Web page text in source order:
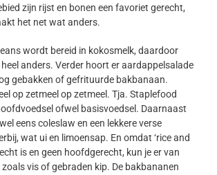
zijn rijst en bonen een favoriet gerecht,
het net wat anders.
wordt bereid in kokosmelk, daardoor
anders. Verder hoort er aardappelsalade
gebakken of gefrituurde bakbanaan.
op zetmeel op zetmeel. Tja. Staplefood
ofwel basisvoedsel. Daarnaast
eens coleslaw en een lekkere verse
wat ui en limoensap. En omdat ‘rice and
is en geen hoofdgerecht, kun je er van
zoals vis of gebraden kip. De bakbananen